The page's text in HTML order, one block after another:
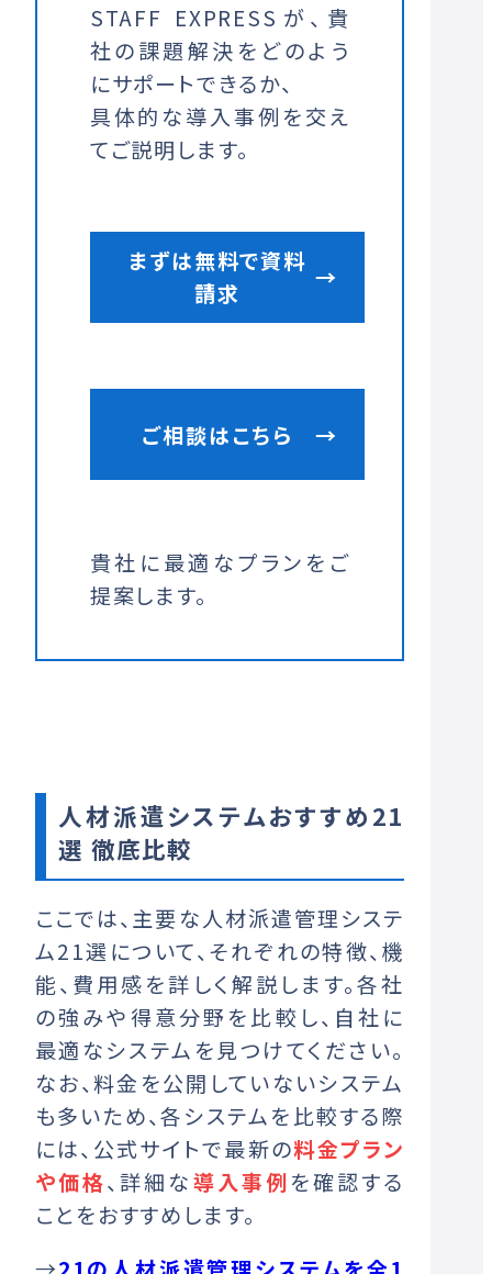
STAFF EXPRESSが、貴
社の課題解決をどのよう
にサポートできるか、
具体的な導入事例を交え
てご説明します。
まずは無料で資料
請求
→
ご相談はこちら →
貴社に最適なプランをご
提案します。
人材派遣システムおすすめ21
選 徹底比較
ここでは、主要な人材派遣管理システ
ム21選について、それぞれの特徴、機
能、費用感を詳しく解説します。各社
の強みや得意分野を比較し、自社に
最適なシステムを見つけてください。
なお、料金を公開していないシステム
も多いため、各システムを比較する際
には、公式サイトで最新の料金プラン
や価格、詳細な導入事例を確認する
ことをおすすめします。